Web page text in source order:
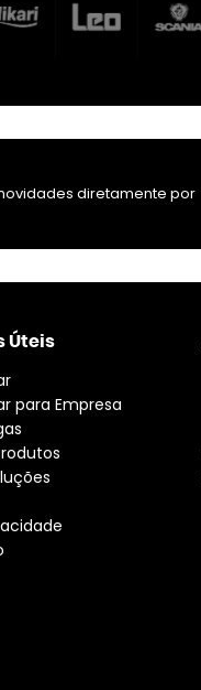
diretamente por
Úteis
para Empresa